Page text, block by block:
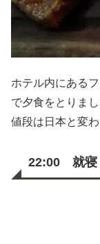
ホテル内にある
で夕食をとりま
値段は日本と変わ
22:00 就寝